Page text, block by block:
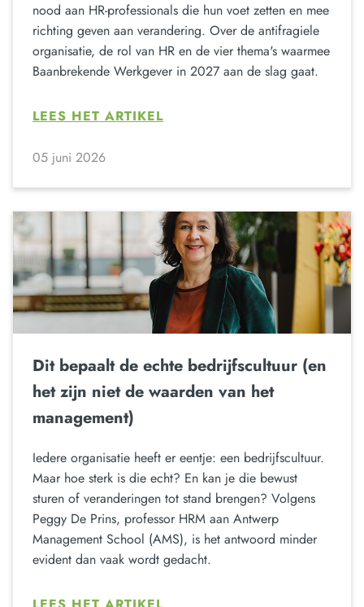
nood aan HR-professionals die hun voet zetten en mee
richting geven aan verandering. Over de antifragiele
organisatie, de rol van HR en de vier thema's waarmee
Baanbrekende Werkgever in 2027 aan de slag gaat.
LEES HET ARTIKEL
05 juni 2026
Dit bepaalt de echte bedrijfscultuur (en
het zijn niet de waarden van het
management)
Iedere organisatie heeft er eentje: een bedrijfscultuur.
Maar hoe sterk is die echt? En kan je die bewust
sturen of veranderingen tot stand brengen? Volgens
Peggy De Prins, professor HRM aan Antwerp
Management School (AMS), is het antwoord minder
evident dan vaak wordt gedacht.